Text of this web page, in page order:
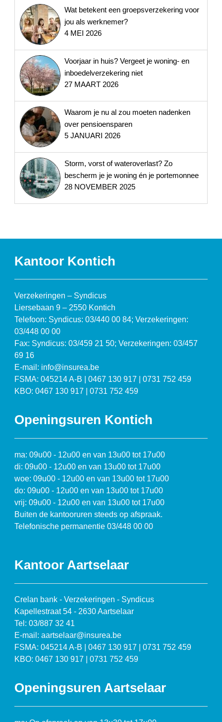
Wat betekent een groepsverzekering voor
jou als werknemer?
4 MEI 2026
Voorjaar in huis? Vergeet je woning- en
inboedelverzekering niet
27 MAART 2026
Waarom je nu al zou moeten nadenken
over pensioensparen
5 JANUARI 2026
Storm, vorst of wateroverlast? Zo
bescherm je je woning én je portemonnee
28 NOVEMBER 2025
Kantoor Kontich
Verzekeringen – Syndicus
Liersebaan 9 – 2550 Kontich
Telefoon: Syndicus: 03/440 00 84; Verzekeringen:
03/448 00 00
Fax: Syndicus: 03/459 21 50; Verzekeringen: 03/457
69 16
E-mail: info@insurea.be
FSMA: 045214 A-B | 0467 130 917 | 0731 752 459
KBO: 0467 130 917 | 0731 752 459
Openingsuren Kontich
ma: 09u00 - 12u00 en van 13u00 tot 17u00
di: 09u00 - 12u00 en van 13u00 tot 17u00
woe: 09u00 - 12u00 en van 13u00 tot 17u00
do: 09u00 - 12u00 en van 13u00 tot 17u00
vrij: 09u00 - 12u00 en van 13u00 tot 17u00
Buiten de kantooruren steeds op afspraak.
Telefonische permanentie 03/448 00 00
Kantoor Aartselaar
Crelan bank - Verzekeringen - Syndicus
Kapellestraat 54 - 2630 Aartselaar
Tel: 03/887 32 41
E-mail: aartselaar@insurea.be
FSMA: 045214 A-B | 0467 130 917 | 0731 752 459
KBO: 0467 130 917 | 0731 752 459
Openingsuren Aartselaar